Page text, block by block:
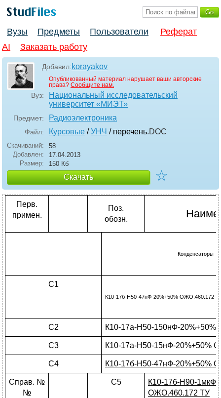
Вузы Предметы Пользователи
Реферат
AI
Заказать работу
Добавил:korayakov
Опубликованный материал нарушает ваши авторские
права? Сообщите нам.
Вуз:
Национальный исследовательский
университет «МИЭТ»
Предмет: Радиоэлектроника
Файл: Курсовые /УНЧ / перечень.DOC
Скачиваний:
58
Добавлен:
17.04.2013
Размер:
150 Кб
Скачать ☆
Перв.
примен.
Поз.
обозн.
Конденсаторы
С1
К10-17б-Н50-47нФ-20%+50% ОЖО.460.172
С2 К10-17а-H50-150нФ-
С3 К10-17а-Н50-15нФ-20%+50%
С4 К10-17б-Н50-47нФ-20%+50%
Справ. №
№
С5
К10-17б-Н90-1мкФ-
ОЖО.460.172 ТУ